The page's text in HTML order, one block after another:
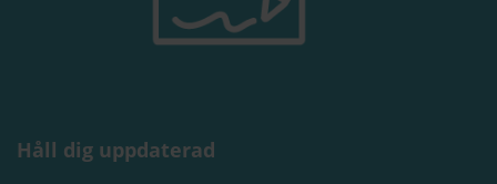
Håll dig uppdaterad